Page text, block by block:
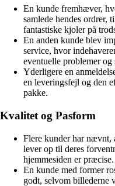
En kunde fremhæver,
samlede hendes ordrer,
fantastiske kjoler på
En anden kunde blev
service, hvor
eventuelle problemer
Yderligere en
en leveringsfejl og den
pakke.
Kvalitet og Pasform
Flere kunder har nævnt,
lever op til deres
hjemmesiden er præcise.
En kunde med former
godt, selvom billederne